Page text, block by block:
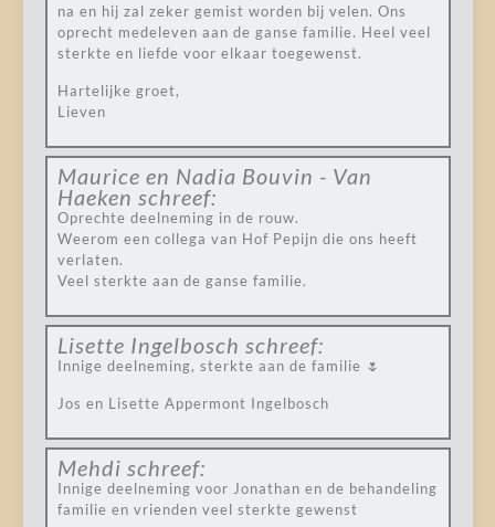
na en hij zal zeker gemist worden bij velen. Ons
oprecht medeleven aan de ganse familie. Heel veel
sterkte en liefde voor elkaar toegewenst.
Hartelijke groet,
Lieven
Maurice en Nadia Bouvin - Van
Haeken schreef:
Oprechte deelneming in de rouw.
Weerom een collega van Hof Pepijn die ons heeft
verlaten.
Veel sterkte aan de ganse familie.
Lisette Ingelbosch schreef:
Innige deelneming, sterkte aan de familie 🌷
Jos en Lisette Appermont Ingelbosch
Mehdi schreef:
Innige deelneming voor Jonathan en de behandeling
familie en vrienden veel sterkte gewenst